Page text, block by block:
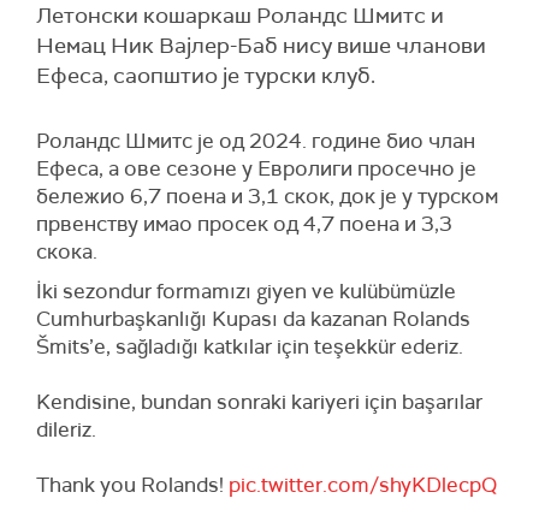
Летонски кошаркаш Роландс Шмитс и
Немац Ник Вајлер-Баб нису више чланови
Ефеса, саопштио је турски клуб.
Роландс Шмитс је од 2024. године био члан
Ефеса, а ове сезоне у Евролиги просечно је
бележио 6,7 поена и 3,1 скок, док је у турском
првенству имао просек од 4,7 поена и 3,3
скока.
İki sezondur formamızı giyen ve kulübümüzle
Cumhurbaşkanlığı Kupası da kazanan Rolands
Šmits’e, sağladığı katkılar için teşekkür ederiz.
Kendisine, bundan sonraki kariyeri için başarılar
dileriz.
Thank you Rolands! pic.twitter.com/shyKDlecpQ